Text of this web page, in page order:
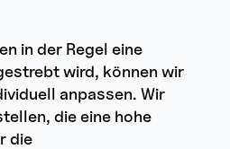
in der Regel eine
wird, können wir
anpassen. Wir
die eine hohe
die